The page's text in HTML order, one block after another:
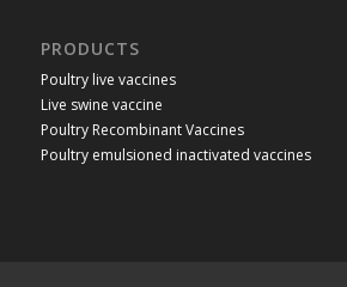
PRODUCTS
Poultry live vaccines
Live swine vaccine
Poultry Recombinant Vaccines
Poultry emulsioned inactivated vaccines